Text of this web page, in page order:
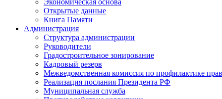
Экономическая основа
Открытые данные
Книга Памяти
Администрация
Структура администрации
Руководители
Градостроительное зонирование
Кадровый резерв
Межведомственная комиссия по профилактике
Реализация послания Президента РФ
Муниципальная служба